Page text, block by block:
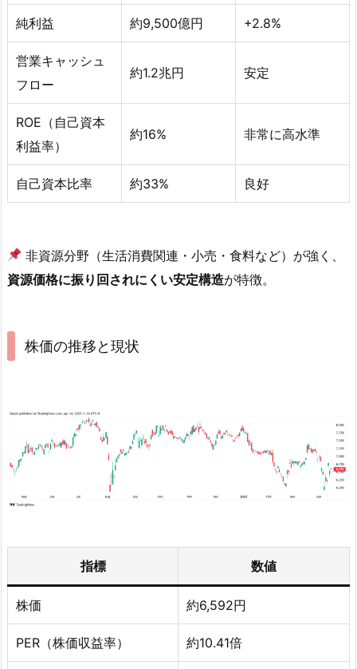
純利益 約9,500億円 +2.8%
営業キャッシュ
フロー
約1.2兆円 安定
ROE（自己資本
利益率）
約16% 非常に高水準
自己資本比率 約33% 良好
非資源分野（生活消費関連・小売・食料など）が強く、
資源価格に振り回されにくい安定構造が特徴。
株価の推移と現状
指標 数値
株価 約6,592円
PER（株価収益率） 約10.41倍